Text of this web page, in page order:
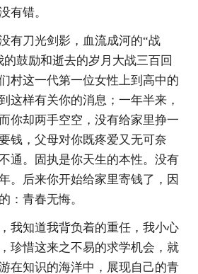
有错。
有刀光剑影，血流成河的“战
鼓励和逝去的岁月大战三百回
村这一代第一位女性上到高中的
这样有关你的消息；一年半来，
你却两手空空，没有给家里挣一
钱，父母对你既疼爱又无可奈
通。固执是你天生的本性。没有
。后来你开始给家里寄钱了，因
：青春无悔。
我知道我背负着的重任，我小心
珍惜这来之不易的求学机会，就
在知识的海洋中，展现自己的青